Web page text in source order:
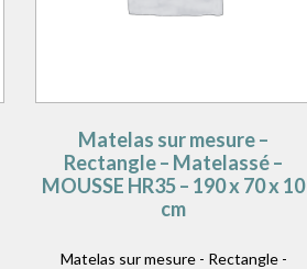
Matelas sur mesure –
Rectangle – Matelassé –
MOUSSE HR35 – 190 x 70 x 10
cm
Matelas sur mesure - Rectangle -